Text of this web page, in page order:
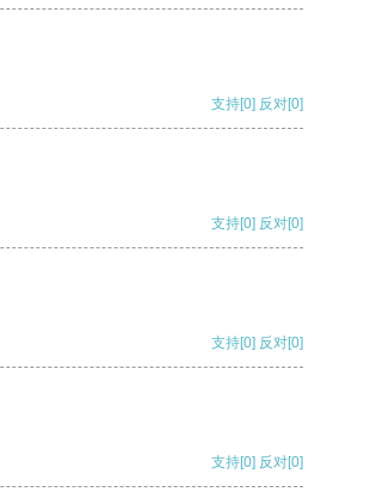
支持[0] 反对[0]
支持[0] 反对[0]
支持[0] 反对[0]
支持[0] 反对[0]